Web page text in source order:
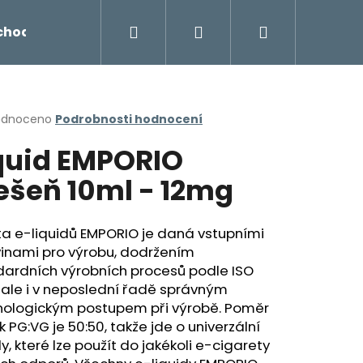
Napište námPřihlášení
Podrobnosti hodnocení
EMPORIO
10ml - 12mg
e-liquidů EMPORIO je daná vstupními
pro výrobu, dodržením
výrobních procesů podle ISO
ale i v neposlední řadě správným
postupem při výrobě. Poměr
PG:VG je 50:50, takže jde o univerzální
které lze použít do jakékoli e-cigarety
Následující